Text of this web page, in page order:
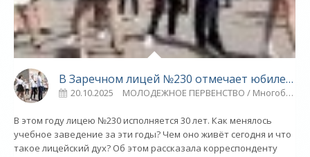
В Заречном лицей №230 отмечает юбилей - СПОРТ
20.10.2025 МОЛОДЕЖНОЕ ПЕРВЕНСТВО / Многоборье / Новости разное / Видео новости / Плавание / СТАТЬИ / Формула-1 / Другие виды спорта / Гимнастика / Спорт
В этом году лицею №230 исполняется 30 лет. Как менялось
учебное заведение за эти годы? Чем оно живёт сегодня и что
такое лицейский дух? Об этом рассказала корреспонденту